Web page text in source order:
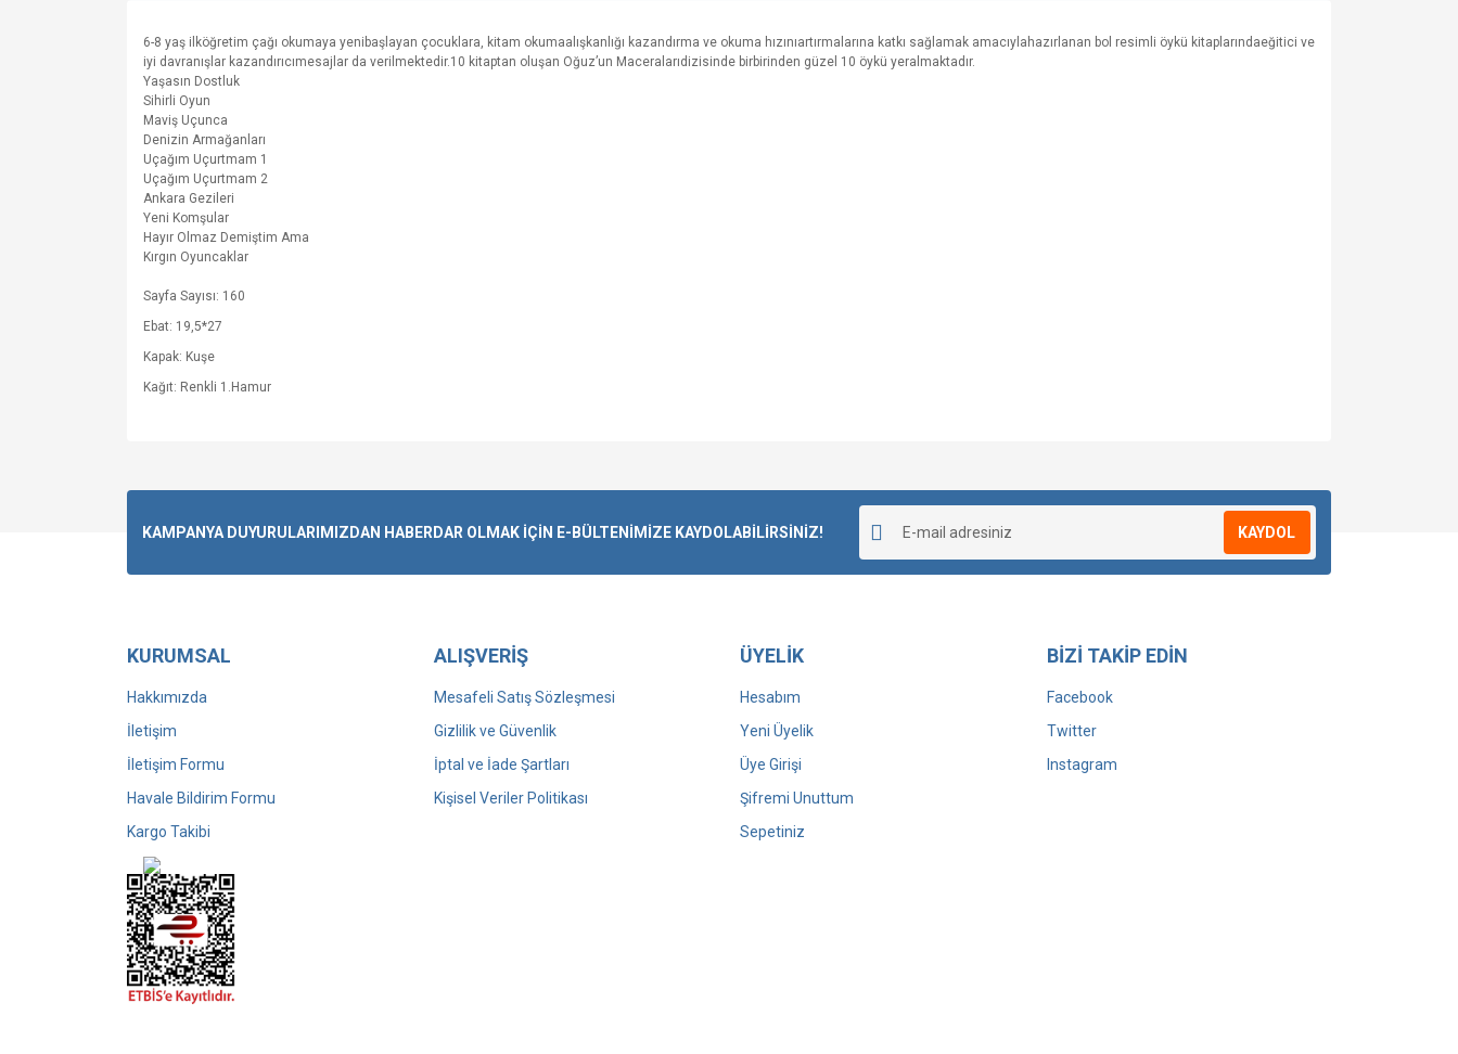
6-8 yaş ilköğretim çağı okumaya yenibaşlayan çocuklara, kitam okumaalışkanlığı kazandırma ve okuma hızınıartırmalarına katkı sağlamak amacıylahazırlanan bol resimli öykü kitaplarındaeğitici ve
iyi davranışlar kazandırıcımesajlar da verilmektedir.10 kitaptan oluşan Oğuz’un Maceralarıdizisinde birbirinden güzel 10 öykü yeralmaktadır.
Yaşasın Dostluk
Sihirli Oyun
Maviş Uçunca
Denizin Armağanları
Uçağım Uçurtmam 1
Uçağım Uçurtmam 2
Ankara Gezileri
Yeni Komşular
Hayır Olmaz Demiştim Ama
Kırgın Oyuncaklar
Sayfa Sayısı: 160
Ebat: 19,5*27
Kapak: Kuşe
Kağıt: Renkli 1.Hamur
KAMPANYA DUYURULARIMIZDAN HABERDAR OLMAK İÇİN E-BÜLTENİMİZE KAYDOLABİLİRSİNİZ! KAYDOL
KURUMSAL
Hakkımızda
İletişim
İletişim Formu
Havale Bildirim Formu
Kargo Takibi
ALIŞVERİŞ
Mesafeli Satış Sözleşmesi
Gizlilik ve Güvenlik
İptal ve İade Şartları
Kişisel Veriler Politikası
ÜYELİK
Hesabım
Yeni Üyelik
Üye Girişi
Şifremi Unuttum
Sepetiniz
BİZİ TAKİP EDİN
Facebook
Twitter
Instagram